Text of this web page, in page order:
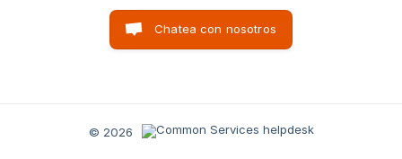
Chatea con nosotros
© 2026